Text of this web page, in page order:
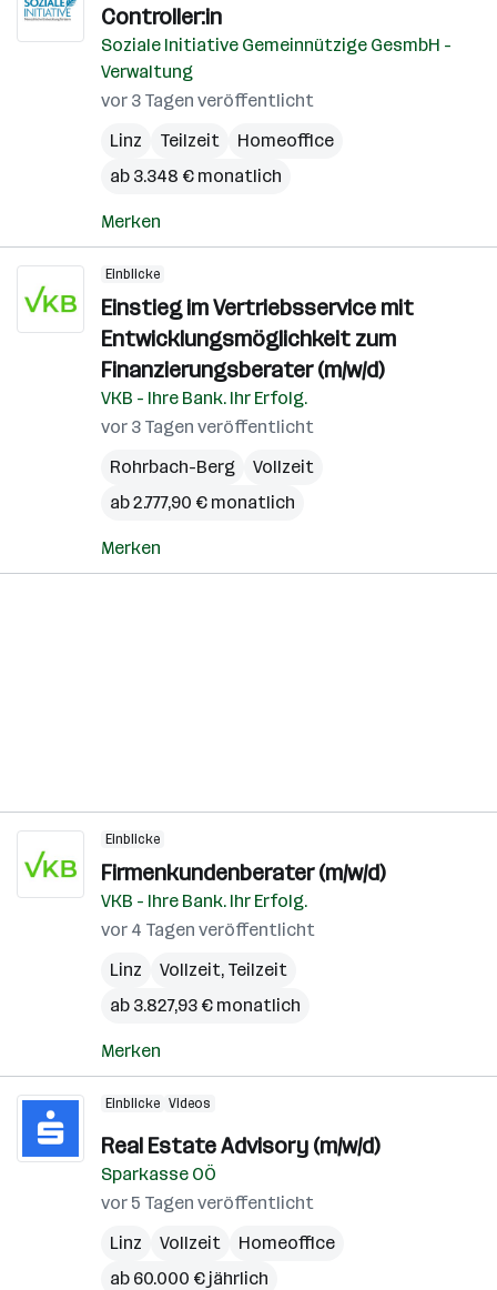
Controller:in
Soziale Initiative Gemeinnützige GesmbH -
Verwaltung
vor 3 Tagen veröffentlicht
Linz
Teilzeit
Homeoffice
ab 3.348 € monatlich
Merken
Einblicke
Einstieg im Vertriebsservice mit
Entwicklungsmöglichkeit zum
Finanzierungsberater (m/w/d)
VKB - Ihre Bank. Ihr Erfolg.
vor 3 Tagen veröffentlicht
Rohrbach-Berg
Vollzeit
ab 2.777,90 € monatlich
Merken
Einblicke
Firmenkundenberater (m/w/d)
VKB - Ihre Bank. Ihr Erfolg.
vor 4 Tagen veröffentlicht
Linz
Vollzeit, Teilzeit
ab 3.827,93 € monatlich
Merken
Einblicke Videos
Real Estate Advisory (m/w/d)
Sparkasse OÖ
vor 5 Tagen veröffentlicht
Linz
Vollzeit
Homeoffice
ab 60.000 € jährlich